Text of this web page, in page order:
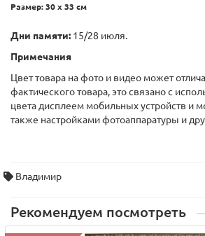
Размер: 30 х 33 см
Дни памяти: 15/28 июля.
Примечания
Цвет товара на фото и видео может
фактического товара, это связано с
цвета дисплеем мобильных устройств и
также настройками фотоаппаратуры и
Владимир
Рекомендуем посмотреть